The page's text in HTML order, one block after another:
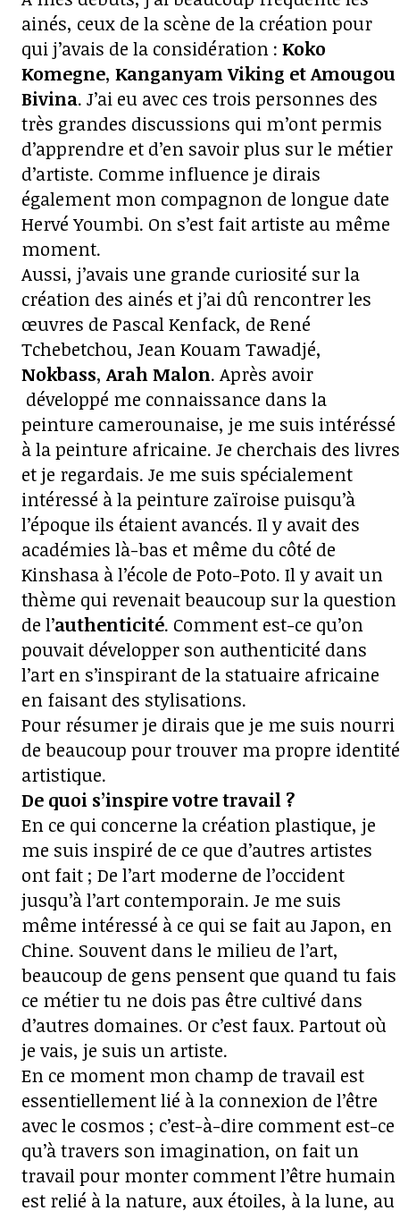
ainés, ceux de la scène de la création pour
qui j’avais de la considération : Koko
Komegne, Kanganyam Viking etAmougou
Bivina. J’ai eu avec ces trois personnes des
très grandes discussions qui m’ont permis
d’apprendre et d’en savoir plus sur le métier
d’artiste. Comme influence je dirais
également mon compagnon de longue date
Hervé Youmbi. On s’est fait artiste au même
moment.
Aussi, j’avais une grande curiosité sur la
création des ainés et j’ai dû rencontrer les
œuvres de Pascal Kenfack, de René
Tchebetchou, Jean Kouam Tawadjé,
Nokbass,Arah Malon. Après avoir
développé me connaissance dans la
peinture camerounaise, je me suis intéréssé
à la peinture africaine. Je cherchais des livres
et je regardais. Je me suis spécialement
intéressé à la peinture zaïroise puisqu’à
l’époque ils étaient avancés. Il y avait des
académies là-bas et même du côté de
Kinshasa à l’école de Poto-Poto. Il y avait un
thème qui revenait beaucoup sur la question
de l’authenticité. Comment est-ce qu’on
pouvait développer son authenticité dans
l’art en s’inspirant de la statuaire africaine
en faisant des stylisations.
Pour résumer je dirais que je me suis nourri
de beaucoup pour trouver ma propre identité
artistique.
De quoi s’inspire votre travail ?
En ce qui concerne la création plastique, je
me suis inspiré de ce que d’autres artistes
ont fait ; De l’art moderne de l’occident
jusqu’à l’art contemporain. Je me suis
même intéressé à ce qui se fait au Japon, en
Chine. Souvent dans le milieu de l’art,
beaucoup de gens pensent que quand tu fais
ce métier tu ne dois pas être cultivé dans
d’autres domaines. Or c’est faux. Partout où
je vais, je suis un artiste.
En ce moment mon champ de travail est
essentiellement lié à la connexion de l’être
avec le cosmos ; c’est-à-dire comment est-ce
qu’à travers son imagination, on fait un
travail pour monter comment l’être humain
est relié à la nature, aux étoiles, à la lune, au